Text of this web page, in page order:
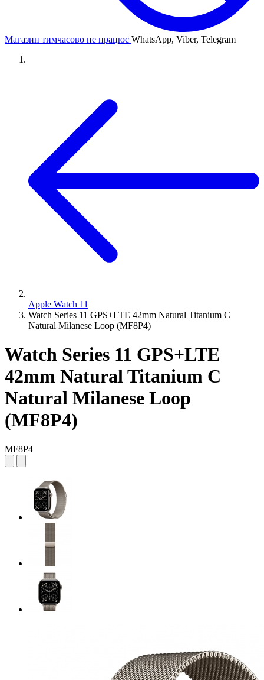
Магазин тимчасово не працює WhatsApp, Viber, Telegram
Apple Watch 11
Watch Series 11 GPS+LTE 42mm Natural Titanium C
Natural Milanese Loop (MF8P4)
Watch Series 11 GPS+LTE
42mm Natural Titanium C
Natural Milanese Loop
(MF8P4)
MF8P4